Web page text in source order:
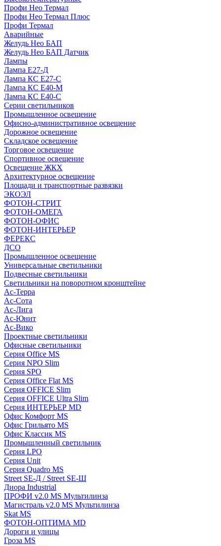
Профи Нео Термал
Профи Нео Термал Плюс
Профи Термал
Аварийные
Желудь Нео БАП
Желудь Нео БАП Датчик
Лампы
Лампа Е27-Д
Лампа КС Е27-С
Лампа КС Е40-М
Лампа КС Е40-С
Серии светильников
Промышленное освещение
Офисно-административное освещение
Дорожное освещение
Складское освещение
Торговое освещение
Спортивное освещение
Освещение ЖКХ
Архитектурное освещение
Площади и транспортные развязки
ЭКОЭЛ
ФОТОН-СТРИТ
ФОТОН-ОМЕГА
ФОТОН-ОФИС
ФОТОН-ИНТЕРЬЕР
ФЕРЕКС
ДСО
Промышленное освещение
Универсальные светильники
Подвесные светильники
Светильники на поворотном кронштейне
Ас-Терра
Ас-Сота
Ас-Лига
Ас-Юнит
Ас-Вико
Проектные светильники
Офисные светильники
Серия Office MS
Серия NPO Slim
Серия SPO
Серия Office Flat MS
Серия OFFICE Slim
Серия OFFICE Ultra Slim
Серия ИНТЕРЬЕР MD
Офис Комфорт MS
Офис Грильято MS
Офис Классик MS
Промышленный светильник
Серия LPO
Серия Unit
Серия Quadro MS
Street SE-Д / Street SE-Ш
Диора Industrial
ПРОФИ v2.0 MS Мультилинза
Магистраль v2.0 MS Мультилинза
Skat MS
ФОТОН-ОПТИМА MD
Дороги и улицы
Гроза MS